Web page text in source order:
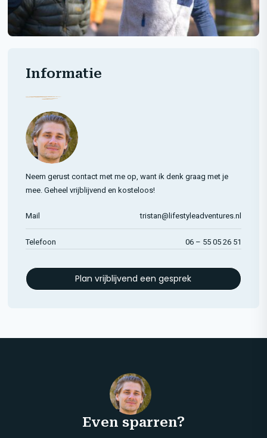
Informatie
Neem gerust contact met me op, want ik denk graag met je
mee. Geheel vrijblijvend en kosteloos!
Mail tristan@lifestyleadventures.nl
Telefoon 06 – 55 05 26 51
Plan vrijblijvend een gesprek
Even sparren?